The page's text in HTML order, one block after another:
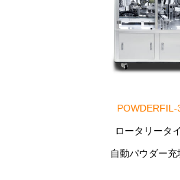
POWDERFIL-
ロータリータ
自動パウダー充